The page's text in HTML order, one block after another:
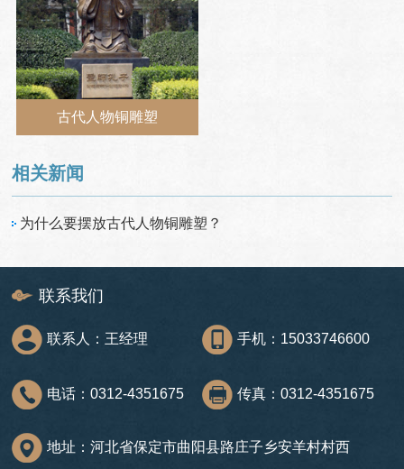
古代人物铜雕塑
相关新闻
为什么要摆放古代人物铜雕塑？
联系我们
联系人：王经理 手机：15033746600
电话：0312-4351675 传真：0312-4351675
地址：河北省保定市曲阳县路庄子乡安羊村村西